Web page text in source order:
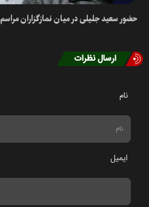
حضور سعید جلیلی در میان نمازگزاران
ارسال نظرات
نام
ایمیل